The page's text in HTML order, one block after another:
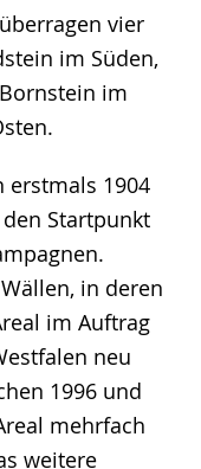
vier
im Süden,
im
erstmals 1904
Startpunkt
in deren
im Auftrag
neu
1996 und
mehrfach
weitere